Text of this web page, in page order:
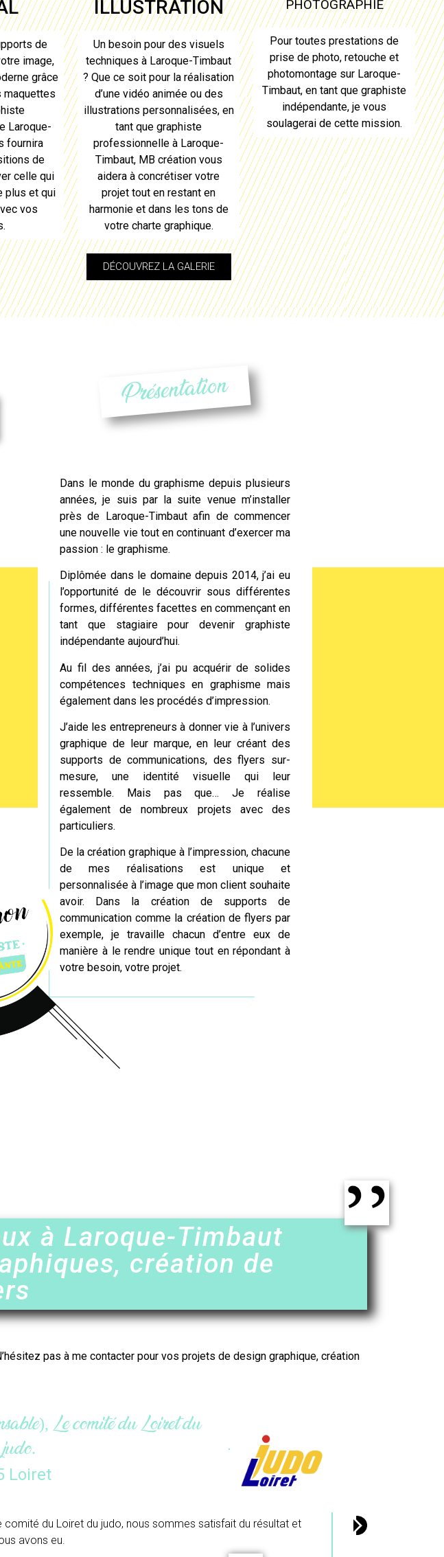
de
image,
grâce
maquettes
Laroque-
fournira
de
celle qui
plus et qui
vos
ILLUSTRATION
Un besoin pour des visuels
techniques à Laroque-Timbaut
? Que ce soit pour la réalisation
d’une vidéo animée ou des
illustrations personnalisées, en
tant que graphiste
professionnelle à Laroque-
Timbaut, MB création vous
aidera à concrétiser votre
projet tout en restant en
harmonie et dans les tons de
votre charte graphique.
DÉCOUVREZ LA GALERIE
PHOTOGRAPHIE
Pour toutes prestations de
prise de photo, retouche et
photomontage sur Laroque-
Timbaut, en tant que graphiste
indépendante, je vous
soulagerai de cette mission.
Présentation
Dans le monde du graphisme depuis plusieurs
années, je suis par la suite venue m’installer
près de Laroque-Timbautafin de commencer
une nouvelle vie tout en continuant d’exercer ma
passion : le graphisme.
Diplômée dans le domaine depuis 2014, j’ai eu
l’opportunité de le découvrir sous différentes
formes, différentes facettes en commençant en
tant que stagiaire pour devenir graphiste
indépendante aujourd’hui.
Au fil des années, j’ai pu acquérir de solides
compétences techniques en graphisme mais
également dans les procédés d’impression.
J’aide les entrepreneurs à donner vie à l’univers
graphique de leur marque, en leur créant des
supports de communications, desflyers sur-
mesure, une identité visuelle qui leur
ressemble. Mais pas que… Je réalise
également de nombreux projets avec des
particuliers.
De la création graphique à l’impression, chacune
de mes réalisations est unique et
personnalisée à l’image que mon client souhaite
avoir. Dans la création de supports de
communication comme la création de flyers par
exemple, je travaille chacun d’entre eux de
manière à le rendre unique tout en répondant à
votre besoin, votre projet.
à Laroque-Timbaut
création de
pas à me contacter pour vos projets de design graphique, création
Maëlle (gérante), L’atelier du colibri.
Merci beaucoup pour ton travail.